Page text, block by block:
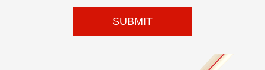
SUBMIT